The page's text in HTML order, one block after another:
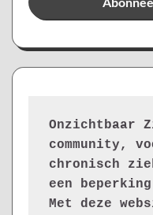
Onzichtbaar
community,
chronisch
een
Met deze